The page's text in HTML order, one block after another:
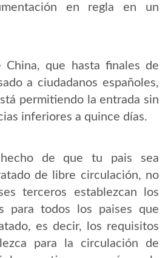
en regla en un
que hasta finales de
a ciudadanos españoles,
permitiendo la entrada sin
inferiores a quince días.
de que tu pais sea
de libre circulación, no
terceros establezcan los
para todos los paises que
es decir, los requisitos
para la circulación de